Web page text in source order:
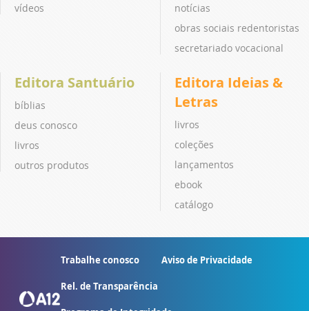
vídeos
notícias
obras sociais redentoristas
secretariado vocacional
Editora Santuário
bíblias
deus conosco
livros
outros produtos
Editora Ideias &
Letras
livros
coleções
lançamentos
ebook
catálogo
Trabalhe conosco Aviso de Privacidade
Rel. de Transparência